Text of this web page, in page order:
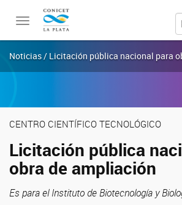
Toggle
navigation
Noticias / Licitación pública nacional para
CENTRO CIENTÍFICO TECNOLÓGICO
Licitación pública
obra de ampliación
Es para el Instituto de Biotecnología y